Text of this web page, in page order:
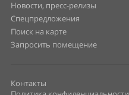
Новости, пресс-релизы
Спецпредложения
Поиск на карте
Запросить помещение
Контакты